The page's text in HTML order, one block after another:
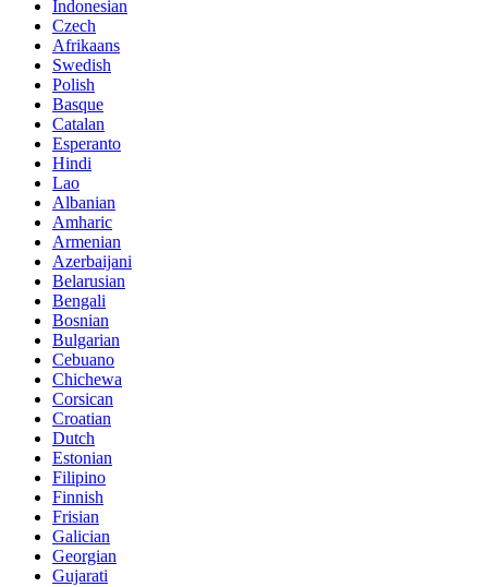
Indonesian
Czech
Afrikaans
Swedish
Polish
Basque
Catalan
Esperanto
Hindi
Lao
Albanian
Amharic
Armenian
Azerbaijani
Belarusian
Bengali
Bosnian
Bulgarian
Cebuano
Chichewa
Corsican
Croatian
Dutch
Estonian
Filipino
Finnish
Frisian
Galician
Georgian
Gujarati